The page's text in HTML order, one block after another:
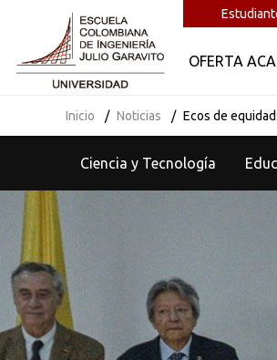
OFERTA
Inicio Noticias Ecos de
Ciencia y Tecnología